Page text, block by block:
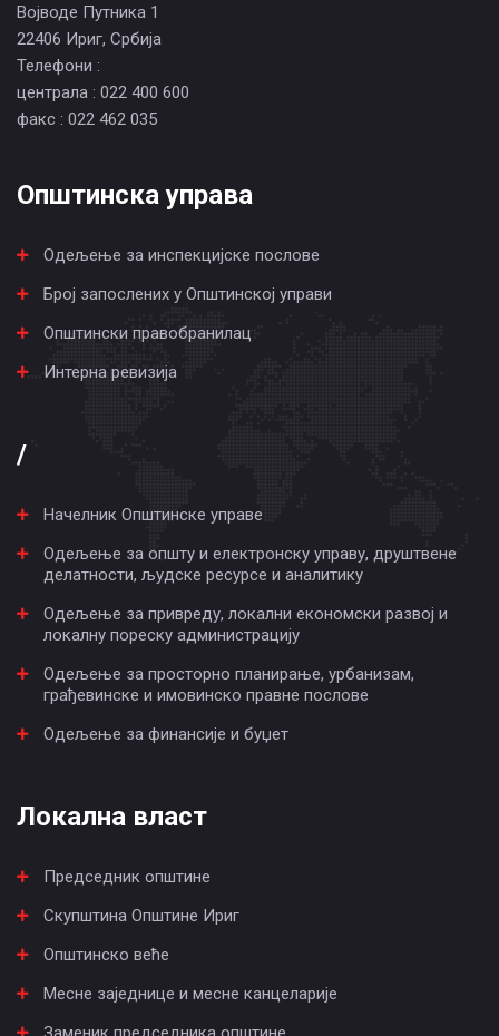
Војводе Путника 1
22406 Ириг, Србија
Телефони :
централа : 022 400 600
факс : 022 462 035
Општинска управа
Одељење за инспекцијске послове
Број запослених у Општинској управи
Општински правобранилац
Интерна ревизија
/
Начелник Општинске управе
Одељење за општу и електронску управу, друштвене
делатности, људске ресурсе и аналитику
Одељење за привреду, локални економски развој и
локалну пореску администрацију
Одељење за просторно планирање, урбанизам,
грађевинске и имовинско правне послове
Одељење за финансије и буџет
Локална власт
Председник општине
Скупштина Општине Ириг
Општинско веће
Месне заједнице и месне канцеларије